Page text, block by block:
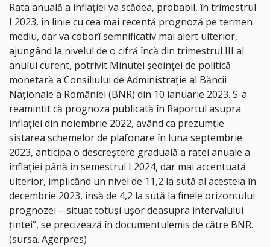
Rata anuală a inflaţiei va scădea, probabil, în trimestrul
I 2023, în linie cu cea mai recentă prognoză pe termen
mediu, dar va coborî semnificativ mai alert ulterior,
ajungând la nivelul de o cifră încă din trimestrul III al
anului curent, potrivit Minutei şedinţei de politică
monetară a Consiliului de Administraţie al Băncii
Naţionale a României (BNR) din 10 ianuarie 2023. S-a
reamintit că prognoza publicată în Raportul asupra
inflaţiei din noiembrie 2022, având ca prezumţie
sistarea schemelor de plafonare în luna septembrie
2023, anticipa o descreştere graduală a ratei anuale a
inflaţiei până în semestrul I 2024, dar mai accentuată
ulterior, implicând un nivel de 11,2 la sută al acesteia în
decembrie 2023, însă de 4,2 la sută la finele orizontului
prognozei – situat totuşi uşor deasupra intervalului
ţintei”, se precizează în documentulemis de către BNR.
(sursa. Agerpres)